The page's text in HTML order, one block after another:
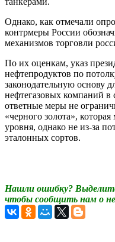
Однако, как отмечали
контрмеры России
механизмов торговли
По их оценкам, указ
нефтепродуктов по
законодательную основу
нефтегазовых компаний
ответные меры не
«черного золота»,
уровня, однако не из-за
эталонных сортов.
Нашли ошибку?
чтобы сообщить нам о